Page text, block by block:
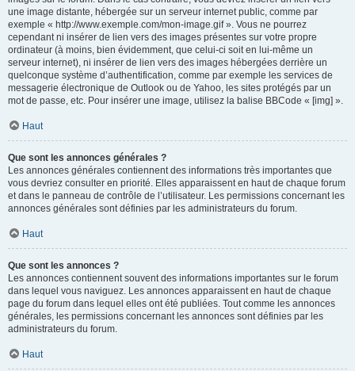
une image distante, hébergée sur un serveur internet public, comme par
exemple « http://www.exemple.com/mon-image.gif ». Vous ne pourrez
cependant ni insérer de lien vers des images présentes sur votre propre
ordinateur (à moins, bien évidemment, que celui-ci soit en lui-même un
serveur internet), ni insérer de lien vers des images hébergées derrière un
quelconque système d’authentification, comme par exemple les services de
messagerie électronique de Outlook ou de Yahoo, les sites protégés par un
mot de passe, etc. Pour insérer une image, utilisez la balise BBCode « [img] ».
Haut
Que sont les annonces générales ?
Les annonces générales contiennent des informations très importantes que
vous devriez consulter en priorité. Elles apparaissent en haut de chaque forum
et dans le panneau de contrôle de l’utilisateur. Les permissions concernant les
annonces générales sont définies par les administrateurs du forum.
Haut
Que sont les annonces ?
Les annonces contiennent souvent des informations importantes sur le forum
dans lequel vous naviguez. Les annonces apparaissent en haut de chaque
page du forum dans lequel elles ont été publiées. Tout comme les annonces
générales, les permissions concernant les annonces sont définies par les
administrateurs du forum.
Haut